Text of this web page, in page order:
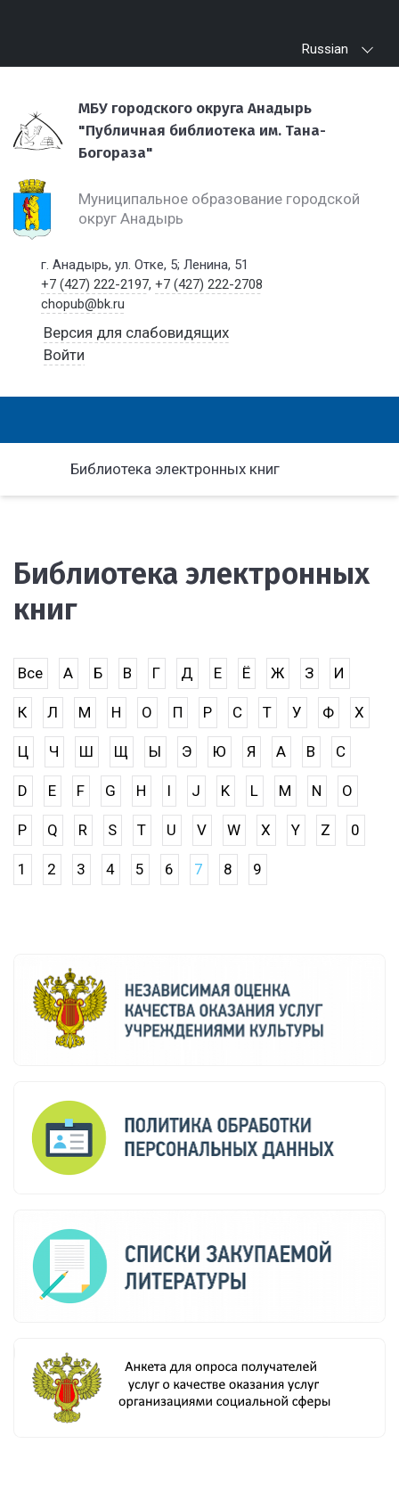
Russian
МБУ городского округа Анадырь
"Публичная библиотека им. Тана-
Богораза"
Муниципальное образование городской
округ Анадырь
г. Анадырь, ул. Отке, 5; Ленина, 51
+7 (427) 222-2197,+7 (427) 222-2708
chopub@bk.ru
Версия для слабовидящих
Войти
Библиотека электронных книг
Библиотека электронных
книг
Все А Б В Г Д Е Ё Ж З И
К Л М Н О П Р С Т У Ф Х
Ц Ч Ш Щ Ы Э Ю Я A B C
D E F G H I J K L M N O
P Q R S T U V W X Y Z 0
1 2 3 4 5 6 7 8 9